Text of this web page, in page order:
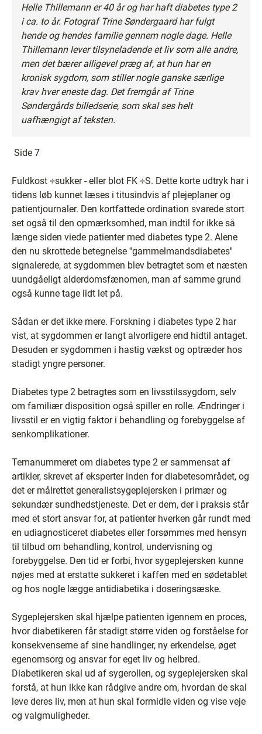
Helle Thillemann er 40 år og har haft diabetes type 2
i ca. to år. Fotograf Trine Søndergaard har fulgt
hende og hendes familie gennem nogle dage. Helle
Thillemann lever tilsyneladende et liv som alle andre,
men det bærer alligevel præg af, at hun har en
kronisk sygdom, som stiller nogle ganske særlige
krav hver eneste dag. Det fremgår af Trine
Søndergårds billedserie, som skal ses helt
uafhængigt af teksten.
Side 7
Fuldkost ÷sukker - eller blot FK ÷S. Dette korte udtryk har i
tidens løb kunnet læses i titusindvis af plejeplaner og
patientjournaler. Den kortfattede ordination svarede stort
set også til den opmærksomhed, man indtil for ikke så
længe siden viede patienter med diabetes type 2. Alene
den nu skrottede betegnelse ''gammelmandsdiabetes''
signalerede, at sygdommen blev betragtet som et næsten
uundgåeligt alderdomsfænomen, man af samme grund
også kunne tage lidt let på.
Sådan er det ikke mere. Forskning i diabetes type 2 har
vist, at sygdommen er langt alvorligere end hidtil antaget.
Desuden er sygdommen i hastig vækst og optræder hos
stadigt yngre personer.
Diabetes type 2 betragtes som en livsstilssygdom, selv
om familiær disposition også spiller en rolle. Ændringer i
livsstil er en vigtig faktor i behandling og forebyggelse af
senkomplikationer.
Temanummeret om diabetes type 2 er sammensat af
artikler, skrevet af eksperter inden for diabetesområdet, og
det er målrettet generalistsygeplejersken i primær og
sekundær sundhedstjeneste. Det er dem, der i praksis står
med et stort ansvar for, at patienter hverken går rundt med
en udiagnosticeret diabetes eller forsømmes med hensyn
til tilbud om behandling, kontrol, undervisning og
forebyggelse. Den tid er forbi, hvor sygeplejersken kunne
nøjes med at erstatte sukkeret i kaffen med en sødetablet
og hos nogle lægge antidiabetika i doseringsæske.
Sygeplejersken skal hjælpe patienten igennem en proces,
hvor diabetikeren får stadigt større viden og forståelse for
konsekvenserne af sine handlinger, ny erkendelse, øget
egenomsorg og ansvar for eget liv og helbred.
Diabetikeren skal ud af sygerollen, og sygeplejersken skal
forstå, at hun ikke kan rådgive andre om, hvordan de skal
leve deres liv, men at hun skal formidle viden og vise veje
og valgmuligheder.